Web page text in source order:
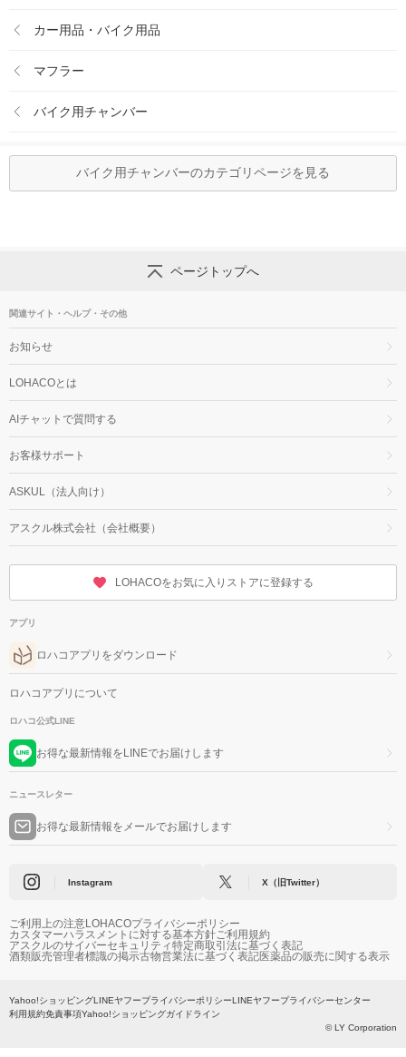
カー用品・バイク用品
マフラー
バイク用チャンバー
バイク用チャンバーのカテゴリページを見る
ページトップへ
関連サイト・ヘルプ・その他
お知らせ
LOHACOとは
AIチャットで質問する
お客様サポート
ASKUL（法人向け）
アスクル株式会社（会社概要）
LOHACOをお気に入りストアに登録する
アプリ
ロハコアプリをダウンロード
ロハコアプリについて
ロハコ公式LINE
お得な最新情報をLINEでお届けします
ニュースレター
お得な最新情報をメールでお届けします
Instagram X（旧Twitter）
ご利用上の注意LOHACOプライバシーポリシー
カスタマーハラスメントに対する基本方針ご利用規約
アスクルのサイバーセキュリティ特定商取引法に基づく表記
酒類販売管理者標識の掲示古物営業法に基づく表記医薬品の販売に関する表示
Yahoo!ショッピングLINEヤフープライバシーポリシーLINEヤフープライバシーセンター
利用規約免責事項Yahoo!ショッピングガイドライン
© LY Corporation